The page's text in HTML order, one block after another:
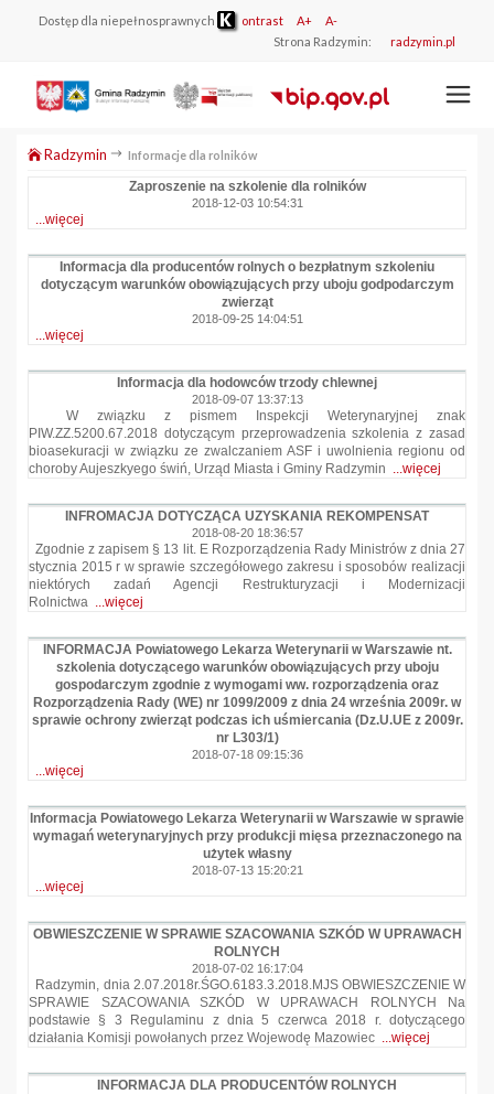
Dostęp dla niepełnosprawnych ontrast A+
A-
Strona Radzymin:
radzymin.pl
Radzymin Informacje dla rolników
Zaproszenie na szkolenie dla rolników
2018-12-03 10:54:31
...więcej
Informacja dla producentów rolnych o bezpłatnym szkoleniu
dotyczącym warunków obowiązujących przy uboju godpodarczym
zwierząt
2018-09-25 14:04:51
...więcej
Informacja dla hodowców trzody chlewnej
2018-09-07 13:37:13
W związku z pismem Inspekcji Weterynaryjnej znak
PIW.ZZ.5200.67.2018 dotyczącym przeprowadzenia szkolenia z zasad
bioasekuracji w związku ze zwalczaniem ASF i uwolnienia regionu od
choroby Aujeszkyego świń, Urząd Miasta i Gminy Radzymin ...więcej
INFROMACJA DOTYCZĄCA UZYSKANIA REKOMPENSAT
2018-08-20 18:36:57
Zgodnie z zapisem § 13 lit. E Rozporządzenia Rady Ministrów z dnia 27
stycznia 2015 r w sprawie szczegółowego zakresu i sposobów realizacji
niektórych zadań Agencji Restrukturyzacji i Modernizacji
Rolnictwa ...więcej
INFORMACJA Powiatowego Lekarza Weterynarii w Warszawie nt.
szkolenia dotyczącego warunków obowiązujących przy uboju
gospodarczym zgodnie z wymogami ww. rozporządzenia oraz
Rozporządzenia Rady (WE) nr 1099/2009 z dnia 24 września 2009r. w
sprawie ochrony zwierząt podczas ich uśmiercania (Dz.U.UE z 2009r.
nr L303/1)
2018-07-18 09:15:36
...więcej
Informacja Powiatowego Lekarza Weterynarii w Warszawie w sprawie
wymagań weterynaryjnych przy produkcji mięsa przeznaczonego na
użytek własny
2018-07-13 15:20:21
...więcej
OBWIESZCZENIE W SPRAWIE SZACOWANIA SZKÓD W UPRAWACH
ROLNYCH
2018-07-02 16:17:04
Radzymin, dnia 2.07.2018r.ŚGO.6183.3.2018.MJS OBWIESZCZENIE W
SPRAWIE SZACOWANIA SZKÓD W UPRAWACH ROLNYCH Na
podstawie § 3 Regulaminu z dnia 5 czerwca 2018 r. dotyczącego
działania Komisji powołanych przez Wojewodę Mazowiec ...więcej
INFORMACJA DLA PRODUCENTÓW ROLNYCH